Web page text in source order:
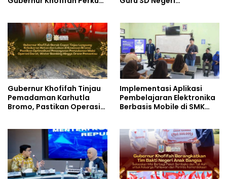
Berkebutuhan Khusus
Gubernur Khofifah Tinjau
Pemadaman Karhutla
Bromo, Pastikan Operasi
Implementasi Aplikasi
Pembelajaran Elektronika
Berbasis Mobile di SMK
dan Inovasi Pembelajaran